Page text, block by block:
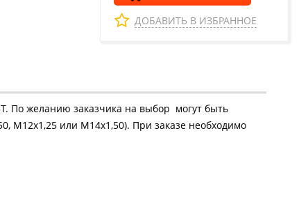
ДОБАВИТЬ В ИЗБРАННОЕ
По желанию заказчика на выбор могут быть
М12х1,25 или М14х1,50). При заказе необходимо